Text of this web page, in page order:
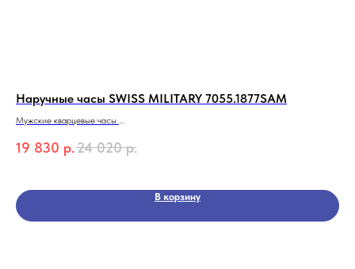
Наручные часы SWISS MILITARY 7055.1877SAM
Мужские кварцевые часы
Коллекция Combat Basic
19 830 р.24 020 р.
В корзину